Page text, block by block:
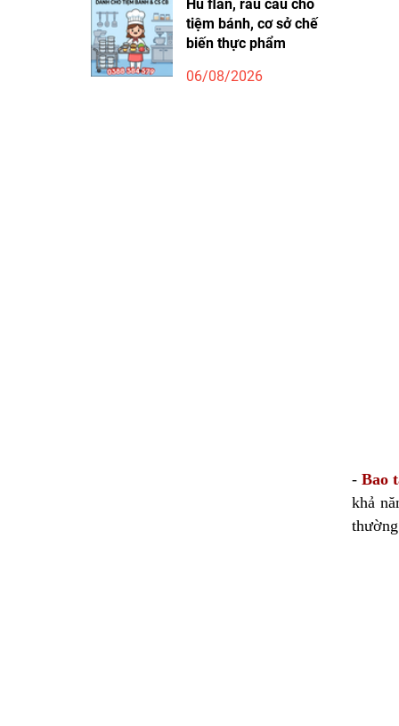
- Bao
khả
Hủ flan, rau câu cho
tiệm bánh, cơ sở chế
biến thực phẩm
06/08/2026